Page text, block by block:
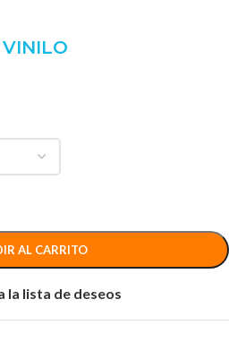
AL CARRITO
la lista de deseos